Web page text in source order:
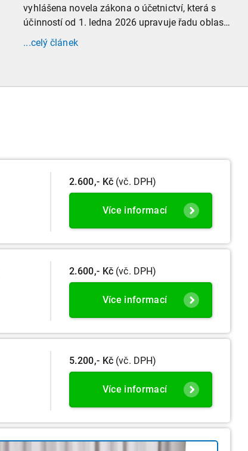
vyhlášena novela zákona o účetnictví, která s
účinností od 1. ledna 2026 upravuje řadu oblastí
účetní praxe. Již nyní, s účinností od 3. září
2025, platí nová, zvýšená kritéria pro zařazení
...celý článek
2.600,- Kč (vč. DPH)
Více informací
2.600,- Kč (vč. DPH)
Více informací
5.200,- Kč (vč. DPH)
Více informací